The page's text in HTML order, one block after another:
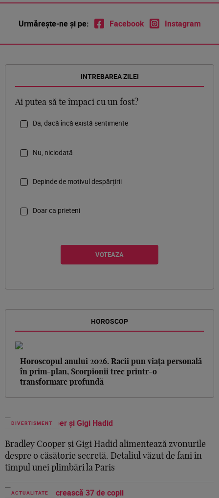
Urmărește-ne și pe: Facebook Instagram
INTREBAREA ZILEI
Ai putea să te împaci cu un fost?
Da, dacă încă există sentimente
Nu, niciodată
Depinde de motivul despărțirii
Doar ca prieteni
HOROSCOP
Horoscopul anului 2026. Racii pun viața personală
în prim-plan, Scorpionii trec printr-o
transformare profundă
DIVERTISMENT
Bradley Cooper și Gigi Hadid alimentează zvonurile
despre o căsătorie secretă. Detaliul văzut de fani în
timpul unei plimbări la Paris
ACTUALITATE